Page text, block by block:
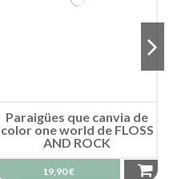
Paraigües que canvia de
color one world de FLOSS
AND ROCK
19,90 €